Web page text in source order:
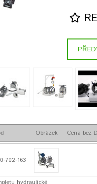
Obrázek Cena bez
702-163
hydraulické